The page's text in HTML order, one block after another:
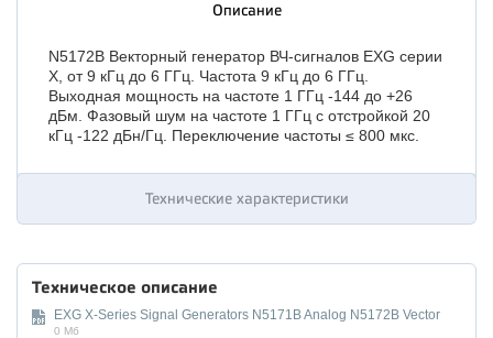
Описание
N5172B Векторный генератор ВЧ-сигналов EXG серии
X, от 9 кГц до 6 ГГц. Частота 9 кГц до 6 ГГц.
Выходная мощность на частоте 1 ГГц -144 до +26
дБм. Фазовый шум на частоте 1 ГГц с отстройкой 20
кГц -122 дБн/Гц. Переключение частоты ≤ 800 мкс.
Технические характеристики
Техническое описание
EXG X-Series Signal Generators N5171B Analog N5172B Vector
0 Мб